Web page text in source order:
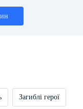
Загиблі герої